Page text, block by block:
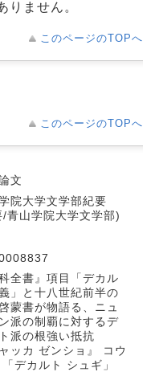
りません。
このページのTOPへ
このページのTOPへ
文
院大学文学部紀要
/青山学院大学文学部)
科全書』項目「デカル
」と十八世紀前半の
蒙書が物語る、ニュ
派の制覇に対するデ
派の根強い抵抗
ャッカ ゼンショ』 コウ
デカルト シュギ」